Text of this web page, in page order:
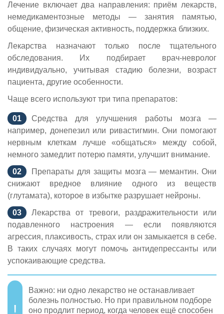
Лечение включает два направления: приём лекарств,
немедикаментозные методы — занятия памятью,
общение, физическая активность, поддержка близких.
Лекарства назначают только после тщательного
обследования. Их подбирает врач-невролог
индивидуально, учитывая стадию болезни, возраст
пациента, другие особенности.
Чаще всего используют три типа препаратов:
Средства для улучшения работы мозга —
например, донепезил или ривастигмин. Они помогают
нервным клеткам лучше «общаться» между собой,
немного замедлит потерю памяти, улучшит внимание.
Препараты для защиты мозга — мемантин. Они
снижают вредное влияние одного из веществ
(глутамата), которое в избытке разрушает нейроны.
Лекарства от тревоги, раздражительности или
подавленного настроения — если появляются
агрессия, плаксивость, страх или он замыкается в себе.
В таких случаях могут помочь антидепрессанты или
успокаивающие средства.
Важно: ни одно лекарство не останавливает
болезнь полностью. Но при правильном подборе
оно продлит период, когда человек ещё способен